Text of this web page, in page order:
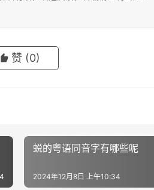
赞 (0)
蜕的粤语同音字有哪些呢
2024年12月8日 上午10:34